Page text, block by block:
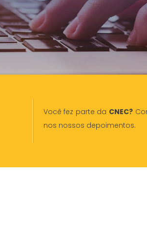
Você fez parte da CNEC?
nos nossos depoimentos.